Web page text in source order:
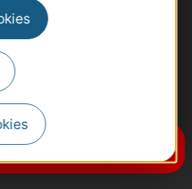
to the newsletter